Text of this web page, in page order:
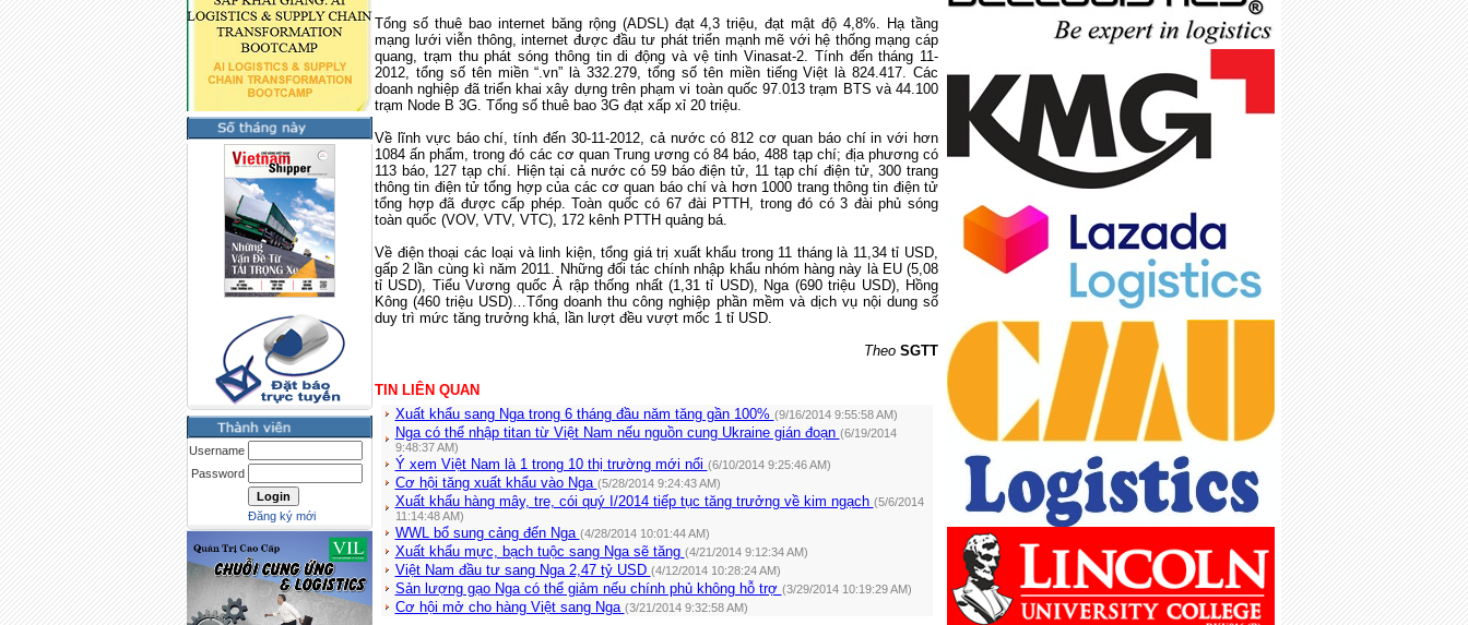
Username
Password
Đăng ký mới
Tổng số thuê bao internet băng rộng (ADSL) đạt 4,3 triệu, đạt mật độ 4,8%. Hạ tầng
mạng lưới viễn thông, internet được đầu tư phát triển mạnh mẽ với hệ thống mạng cáp
quang, trạm thu phát sóng thông tin di động và vệ tinh Vinasat-2. Tính đến tháng 11-
2012, tổng số tên miền “.vn” là 332.279, tổng số tên miền tiếng Việt là 824.417. Các
doanh nghiệp đã triển khai xây dựng trên phạm vi toàn quốc 97.013 trạm BTS và 44.100
trạm Node B 3G. Tổng số thuê bao 3G đạt xấp xỉ 20 triệu.
Về lĩnh vực báo chí, tính đến 30-11-2012, cả nước có 812 cơ quan báo chí in với hơn
1084 ấn phẩm, trong đó các cơ quan Trung ương có 84 báo, 488 tạp chí; địa phương có
113 báo, 127 tạp chí. Hiện tại cả nước có 59 báo điện tử, 11 tạp chí điện tử, 300 trang
thông tin điện tử tổng hợp của các cơ quan báo chí và hơn 1000 trang thông tin điện tử
tổng hợp đã được cấp phép. Toàn quốc có 67 đài PTTH, trong đó có 3 đài phủ sóng
toàn quốc (VOV, VTV, VTC), 172 kênh PTTH quảng bá.
Về điện thoại các loại và linh kiện, tổng giá trị xuất khẩu trong 11 tháng là 11,34 tỉ USD,
gấp 2 lần cùng kì năm 2011. Những đối tác chính nhập khẩu nhóm hàng này là EU (5,08
tỉ USD), Tiểu Vương quốc Ả rập thống nhất (1,31 tỉ USD), Nga (690 triệu USD), Hồng
Kông (460 triệu USD)…Tổng doanh thu công nghiệp phần mềm và dịch vụ nội dung số
duy trì mức tăng trưởng khá, lần lượt đều vượt mốc 1 tỉ USD.
Theo SGTT
TIN LIÊN QUAN
Xuất khẩu sang Nga trong 6 tháng đầu năm tăng gần 100% (9/16/2014 9:55:58 AM)
Nga có thể nhập titan từ Việt Nam nếu nguồn cung Ukraine gián đoạn (6/19/2014
9:48:37 AM)
Ý xem Việt Nam là 1 trong 10 thị trường mới nổi (6/10/2014 9:25:46 AM)
Cơ hội tăng xuất khẩu vào Nga (5/28/2014 9:24:43 AM)
Xuất khẩu hàng mây, tre, cói quý I/2014 tiếp tục tăng trưởng về kim ngạch (5/6/2014
11:14:48 AM)
WWL bổ sung cảng đến Nga (4/28/2014 10:01:44 AM)
Xuất khẩu mực, bạch tuộc sang Nga sẽ tăng (4/21/2014 9:12:34 AM)
Việt Nam đầu tư sang Nga 2,47 tỷ USD (4/12/2014 10:28:24 AM)
Sản lượng gạo Nga có thể giảm nếu chính phủ không hỗ trợ (3/29/2014 10:19:29 AM)
Cơ hội mở cho hàng Việt sang Nga (3/21/2014 9:32:58 AM)